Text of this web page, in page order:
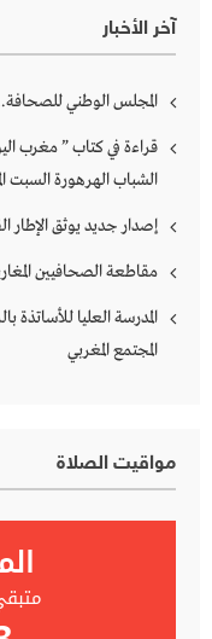
آخر الأخبار
المجلس الوطني
قراءة في كتاب ” مغرب
الشباب الهرهورة السبت
إصدار جديد يوثق الإطار
مقاطعة الصحافيين
المدرسة العليا للأساتذة
المجتمع المغربي
مواقيت الصلاة